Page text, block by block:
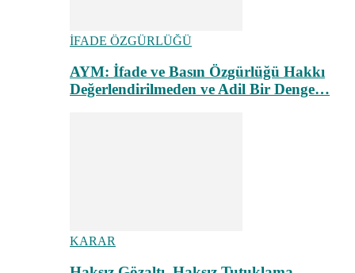
İFADE ÖZGÜRLÜĞÜ
AYM: İfade ve Basın Özgürlüğü Hakkı
Değerlendirilmeden ve Adil Bir Denge…
KARAR